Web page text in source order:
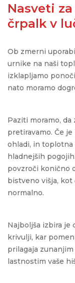
Nasveti
črpalk v
Ob zmerni
urnike na naši
izklapljamo
nato moramo
Paziti moramo,
pretiravamo. Če
ohladi, in
hladnejših
povzroči konično
bistveno višja,
normalno.
Najboljša izbira je
krivulji, kar
prilagaja
lastnostim vaše